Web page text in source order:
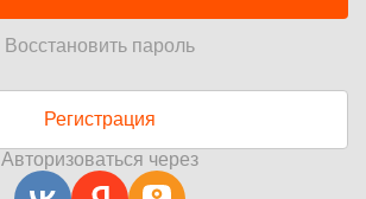
Восстановить пароль
Регистрация
Авторизоваться через